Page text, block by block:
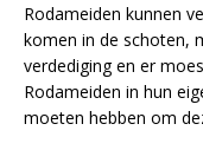
Rodameiden kunnen
komen in de schoten,
verdediging en er
Rodameiden in hun
moeten hebben om